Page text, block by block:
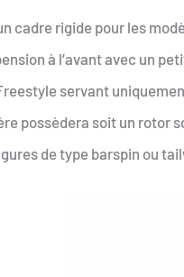
cadre rigide pour les
à l’avant avec un
servant
possèdera soit un rotor
de type barspin ou